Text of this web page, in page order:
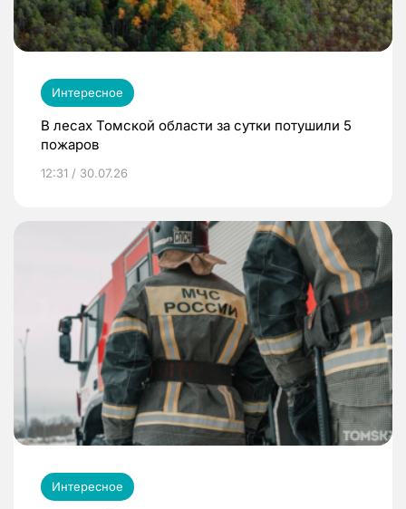
Интересное
В лесах Томской области за сутки потушили 5
пожаров
12:31 / 30.07.26
Интересное